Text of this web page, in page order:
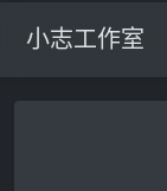
小志工作室